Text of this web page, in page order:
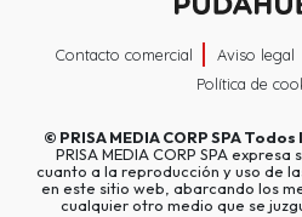
Contacto comercial Aviso legal
Política de
© PRISA MEDIA CORP SPATodos
PRISA MEDIA CORP SPA
cuanto a la reproducción y uso de
en este sitio web, abarcando los
cualquier otro medio que se